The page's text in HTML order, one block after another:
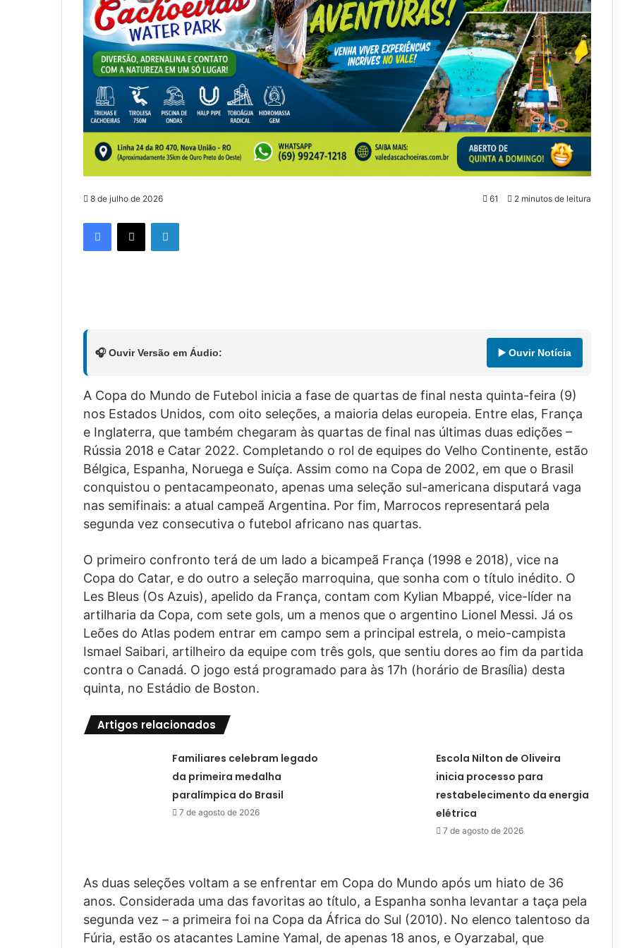
8 de julho de 2026 61 2 minutos de leitura
Facebook
X Linkedin
🎧 Ouvir Versão em Áudio: ▶️ Ouvir Notícia
A Copa do Mundo de Futebol inicia a fase de quartas de final nesta quinta-feira (9)
nos Estados Unidos, com oito seleções, a maioria delas europeia. Entre elas, França
e Inglaterra, que também chegaram às quartas de final nas últimas duas edições –
Rússia 2018 e Catar 2022. Completando o rol de equipes do Velho Continente, estão
Bélgica, Espanha, Noruega e Suíça. Assim como na Copa de 2002, em que o Brasil
conquistou o pentacampeonato, apenas uma seleção sul-americana disputará vaga
nas semifinais: a atual campeã Argentina. Por fim, Marrocos representará pela
segunda vez consecutiva o futebol africano nas quartas.
O primeiro confronto terá de um lado a bicampeã França (1998 e 2018), vice na
Copa do Catar, e do outro a seleção marroquina, que sonha com o título inédito. O
Les Bleus (Os Azuis), apelido da França, contam com Kylian Mbappé, vice-líder na
artilharia da Copa, com sete gols, um a menos que o argentino Lionel Messi. Já os
Leões do Atlas podem entrar em campo sem a principal estrela, o meio-campista
Ismael Saibari, artilheiro da equipe com três gols, que sentiu dores ao fim da partida
contra o Canadá. O jogo está programado para às 17h (horário de Brasília) desta
quinta, no Estádio de Boston.
Artigos relacionados
Familiares celebram legado
da primeira medalha
paralímpica do Brasil
7 de agosto de 2026
Escola Nilton de Oliveira
inicia processo para
restabelecimento da energia
elétrica
7 de agosto de 2026
As duas seleções voltam a se enfrentar em Copa do Mundo após um hiato de 36
anos. Considerada uma das favoritas ao título, a Espanha sonha levantar a taça pela
segunda vez – a primeira foi na Copa da África do Sul (2010). No elenco talentoso da
Fúria, estão os atacantes Lamine Yamal, de apenas 18 anos, e Oyarzabal, que